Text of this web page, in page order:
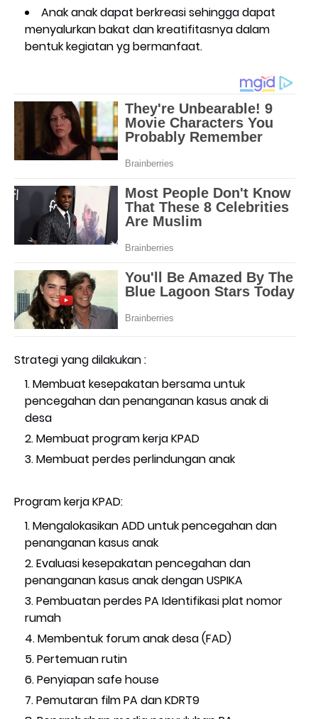
Anak anak dapat berkreasi sehingga dapat
menyalurkan bakat dan kreatifitasnya dalam
bentuk kegiatan yg bermanfaat.
Strategi yang dilakukan :
Membuat kesepakatan bersama untuk
pencegahan dan penanganan kasus anak di
desa
Membuat program kerja KPAD
Membuat perdes perlindungan anak
Program kerja KPAD:
Mengalokasikan ADD untuk pencegahan dan
penanganan kasus anak
Evaluasi kesepakatan pencegahan dan
penanganan kasus anak dengan USPIKA
Pembuatan perdes PA Identifikasi plat nomor
rumah
Membentuk forum anak desa (FAD)
Pertemuan rutin
Penyiapan safe house
Pemutaran film PA dan KDRT9